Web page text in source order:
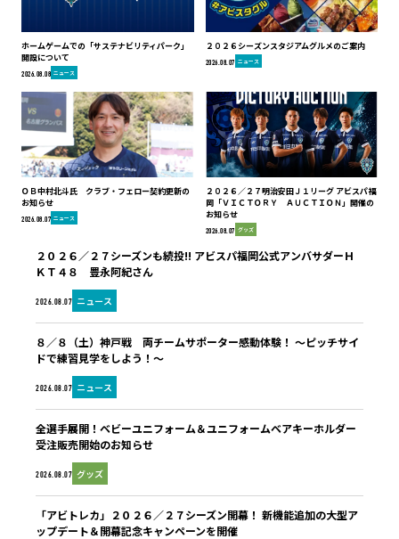
ホームゲームでの「サステナビリティパーク」
開設について
2026.08.08 ニュース
２０２６シーズンスタジアムグルメのご案内
2026.08.07 ニュース
ＯＢ中村北斗氏 クラブ・フェロー契約更新の
お知らせ
2026.08.07 ニュース
２０２６／２７明治安田Ｊ１リーグ アビスパ福
岡「ＶＩＣＴＯＲＹ ＡＵＣＴＩＯＮ」開催の
お知らせ
2026.08.07 グッズ
2026.08.07 ニュース
２０２６／２７シーズンも続投!! アビスパ福岡公式アンバサダーＨ
ＫＴ４８ 豊永阿紀さん
2026.08.07 ニュース
８／８（土）神戸戦 両チームサポーター感動体験！ ～ピッチサイ
ドで練習見学をしよう！～
2026.08.07 グッズ
全選手展開！ベビーユニフォーム＆ユニフォームベアキーホルダー
受注販売開始のお知らせ
「アビトレカ」２０２６／２７シーズン開幕！ 新機能追加の大型ア
ップデート＆開幕記念キャンペーンを開催